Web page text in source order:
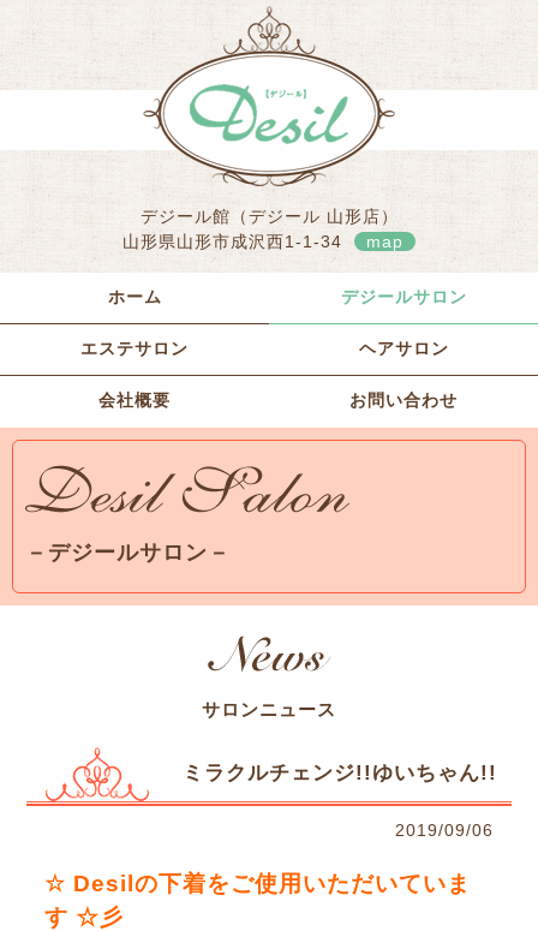
デジール館（デジール 山形店）
山形県山形市成沢西1-1-34
map
ホーム デジールサロン
エステサロン ヘアサロン
会社概要 お問い合わせ
－デジールサロン－
サロンニュース
ミラクルチェンジ!!ゆいちゃん!!
2019/09/06
☆ Desilの下着をご使用いただいていま
す ☆彡